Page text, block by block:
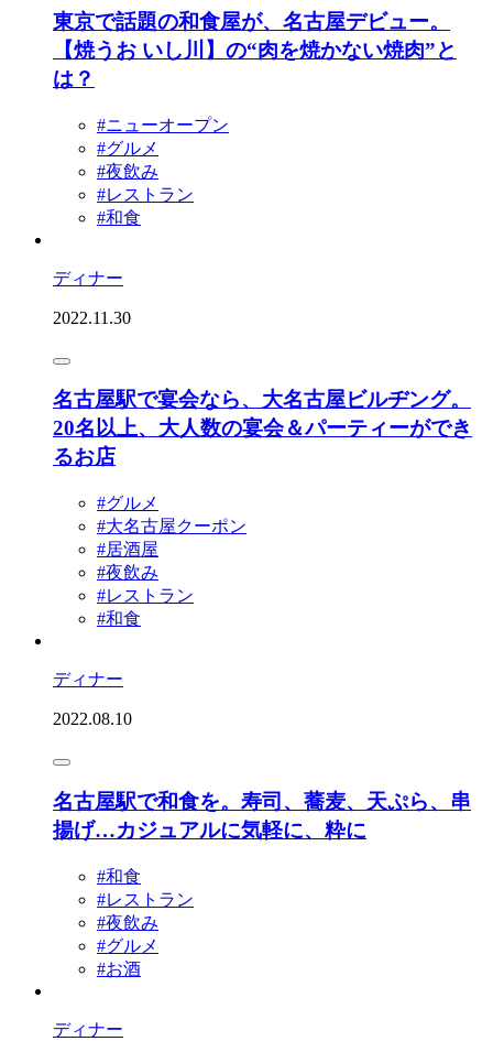
東京で話題の和食屋が、名古屋デビュー。
【焼うお いし川】の“肉を焼かない焼肉”と
は？
#ニューオープン
#グルメ
#夜飲み
#レストラン
#和食
ディナー
2022.11.30
名古屋駅で宴会なら、大名古屋ビルヂング。
20名以上、大人数の宴会＆パーティーができ
るお店
#グルメ
#大名古屋クーポン
#居酒屋
#夜飲み
#レストラン
#和食
ディナー
2022.08.10
名古屋駅で和食を。寿司、蕎麦、天ぷら、串
揚げ…カジュアルに気軽に、粋に
#和食
#レストラン
#夜飲み
#グルメ
#お酒
ディナー